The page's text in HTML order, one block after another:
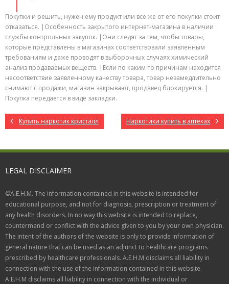
Покупки и решить, нужен ему продукт или все же от его покупки стоит
отказаться. |Особенность закрытого интернет-магазина в наличии
службы контрольных закупок. |Они следят за тем, чтобы товары,
которые представлены в магазинах соответствовали заявленным
требованиям и даже проводят в выборочных случаях химический
анализ продаваемых веществ. |Если по каким-то причинам находится
несоответствие заявленному качеству товара, товар незамедлительно
снимают с продажи, магазин закрывают, продавец блокируется. |
Покупка передается в виде закладки.
Купить наркотик кристалл Наркотики купить в аптеках
LEGAL DISCLAIMER
©A.E.H.M. The information contained in this website is intended for
educational purpose, and not for diagnosis, prescription or treatment of
any health disorders. In no way this website is intended to replace,
countermand or conflict with the advice given to you by your own physician.
The intent of the authors of the website is only to provide information of
general nature that can be used as an adjunct to healthcare programs
prescribed by healthcare professionals. A.E.H.M disclaims all liability in
connection with the use of the information contained in this website.
A.E.H.M disclaims all liability in connection with the individual or